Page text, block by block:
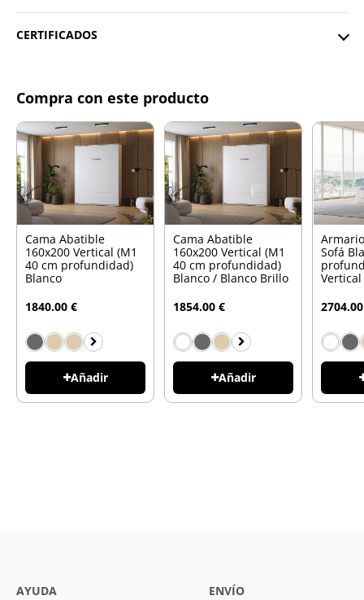
CERTIFICADOS
Compra con este producto
Cama Abatible
160x200 Vertical (M1
40 cm profundidad)
Blanco
1840.00 €
Añadir
Cama Abatible
160x200 Vertical (M1
40 cm profundidad)
Blanco / Blanco Brillo
1854.00 €
Añadir
Sofá
AYUDA ENVÍO